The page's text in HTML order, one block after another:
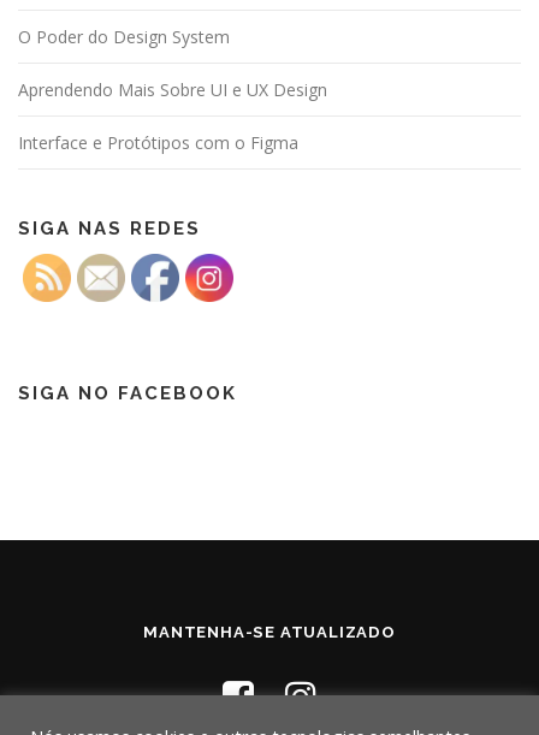
O Poder do Design System
Aprendendo Mais Sobre UI e UX Design
Interface e Protótipos com o Figma
SIGA NAS REDES
SIGA NO FACEBOOK
MANTENHA-SE ATUALIZADO